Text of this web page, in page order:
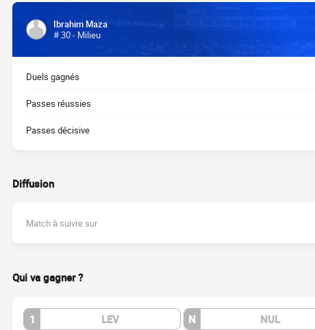
Ibrahim Maza
# 30 - Milieu
Duels gagnés
Passes réussies
Passes décisive
Diffusion
Match à suivre sur
Qui va gagner ?
1 LEV N NUL